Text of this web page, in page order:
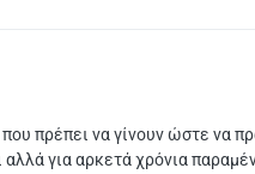
πρέπει να γίνουν ώστε να
για αρκετά χρόνια